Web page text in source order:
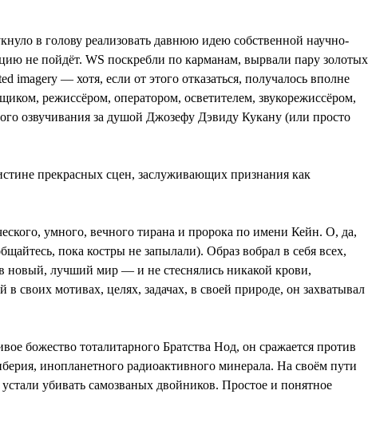
в голову реализовать давнюю идею собственной научно-
не пойдёт. WS поскребли по карманам, вырвали пару золотых
imagery — хотя, если от этого отказаться, получалось вполне
режиссёром, оператором, осветителем, звукорежиссёром,
озвучивания за душой Джозефу Дэвиду Кукану (или просто
прекрасных сцен, заслуживающих признания как
умного, вечного тирана и пророка по имени Кейн. О, да,
пока костры не запылали). Образ вобрал в себя всех,
новый, лучший мир — и не стеснялись никакой крови,
мотивах, целях, задачах, в своей природе, он захватывал
божество тоталитарного Братства Нод, он сражается против
инопланетного радиоактивного минерала. На своём пути
убивать самозваных двойников. Простое и понятное